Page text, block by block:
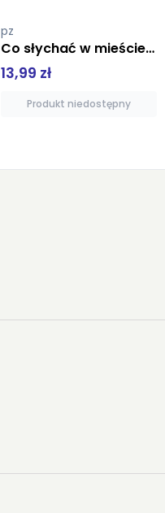
pz
Biblia na moją Pierwszą Komunię Świętą tw fko
34,99 zł
Produkt niedostępny